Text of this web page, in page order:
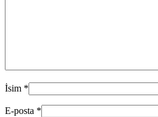
İsim *
E-posta *